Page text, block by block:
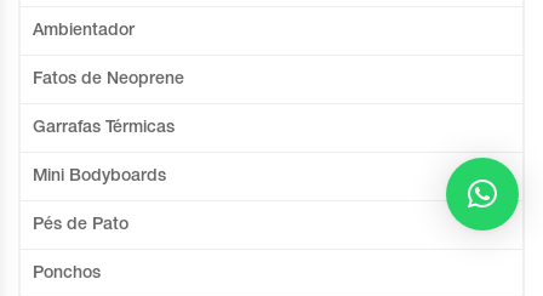
Ambientador
Fatos de Neoprene
Garrafas Térmicas
Mini Bodyboards
Pés de Pato
Ponchos